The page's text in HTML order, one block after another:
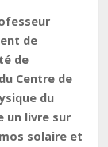
de
de
Centre de
du
un livre sur
solaire et